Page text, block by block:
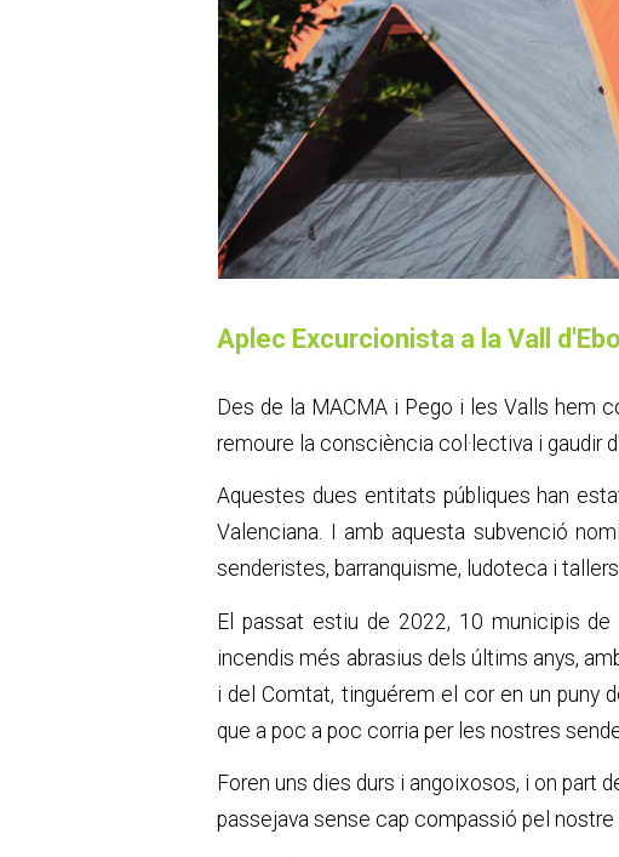
Aplec Excurcionista a la Vall d'Ebo
Des de la MACMA i Pego i les Valls hem
remoure la consciència col·lectiva i gaudir
Aquestes dues entitats públiques han
Valenciana. I amb aquesta subvenció
senderistes, barranquisme, ludoteca i
El passat estiu de 2022, 10 municipis
incendis més abrasius dels últims anys,
i del Comtat, tinguérem el cor en un puny
que a poc a poc corria per les nostres
Foren uns dies durs i angoixosos, i on part
passejava sense cap compassió pel